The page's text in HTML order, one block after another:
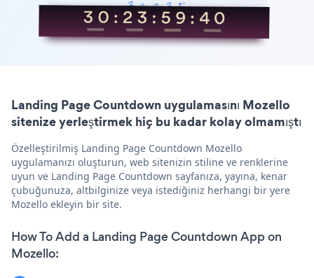
Landing Page Countdown uygulamasını Mozello
sitenize yerleştirmek hiç bu kadar kolay olmamıştı
Özelleştirilmiş Landing Page Countdown Mozello
uygulamanızı oluşturun, web sitenizin stiline ve renklerine
uyun ve Landing Page Countdown sayfanıza, yayına, kenar
çubuğunuza, altbilginize veya istediğiniz herhangi bir yere
Mozello ekleyin bir site.
How To Add a Landing Page Countdown App on
Mozello: